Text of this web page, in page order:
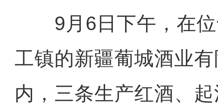
9月6日下午，在位
工镇的新疆葡城酒业
内，三条生产红酒、